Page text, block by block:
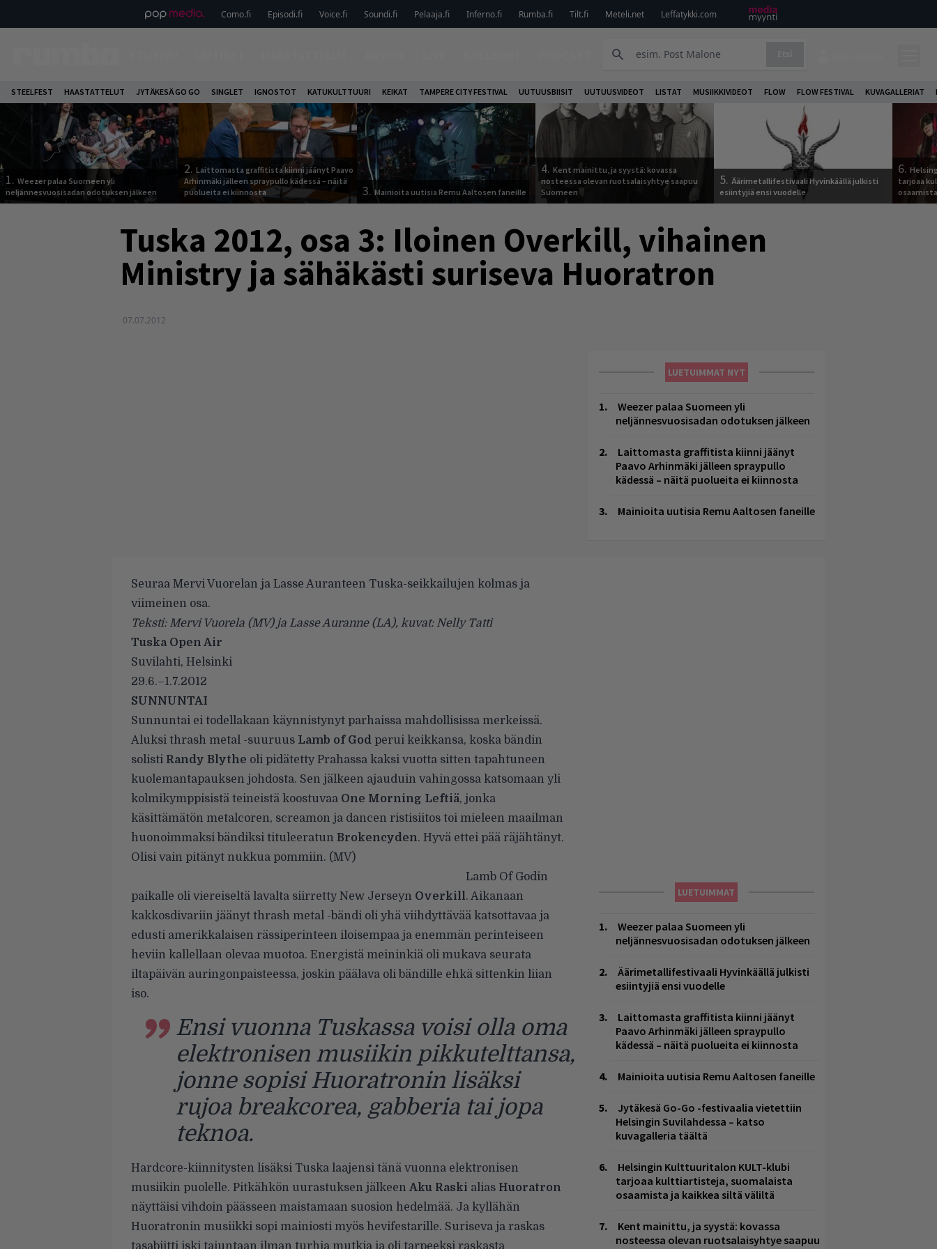
Como.fi Episodi.fi Voice.fi Soundi.fi Pelaaja.fi Inferno.fi Rumba.fi Tilt.fi Meteli.net Leffatykki.com
STEELFEST HAASTATTELUT JYTÄKESÄ GO GO SINGLET IGNOSTOT KATUKULTTUURI KEIKAT TAMPERE CITY FESTIVAL UUTUUSBIISIT UUTUUSVIDEOT LISTAT MUSIIKKIVIDEOT FLOW FLOW FESTIVAL KUVAGALLERIAT
1. Weezer palaa Suomeen yli
neljännesvuosisadan odotuksen jälkeen
2. Laittomasta graffitista kiinni jäänyt Paavo
Arhinmäki jälleen spraypullo kädessä – näitä
puolueita ei kiinnosta
3.Mainioita uutisia Remu Aaltosen faneille
4. Kent mainittu, ja syystä: kovassa
nosteessa olevan ruotsalaisyhtye saapuu
Suomeen
5. Äärimetallifestivaali Hyvinkäällä julkisti
esiintyjiä ensi vuodelle
6.
tarjoaa
Tuska 2012, osa 3: Iloinen Overkill, vihainen
Ministry ja sähäkästi suriseva Huoratron
07.07.2012
LUETUIMMAT NYT
Weezer palaa Suomeen yli
neljännesvuosisadan odotuksen jälkeen
Laittomasta graffitista kiinni jäänyt
Paavo Arhinmäki jälleen spraypullo
kädessä – näitä puolueita ei kiinnosta
Mainioita uutisia Remu Aaltosen faneille
Seuraa Mervi Vuorelan ja Lasse Auranteen Tuska-seikkailujen kolmas ja
viimeinen osa.
Teksti: Mervi Vuorela (MV) ja Lasse Auranne (LA), kuvat: Nelly Tatti
Tuska Open Air
Suvilahti, Helsinki
29.6.–1.7.2012
SUNNUNTAI
Sunnuntai ei todellakaan käynnistynyt parhaissa mahdollisissa merkeissä.
Aluksi thrash metal -suuruus Lamb of God perui keikkansa, koska bändin
solisti Randy Blythe oli pidätetty Prahassa kaksi vuotta sitten tapahtuneen
kuolemantapauksen johdosta. Sen jälkeen ajauduin vahingossa katsomaan yli
kolmikymppisistä teineistä koostuvaa One Morning Leftiä, jonka
käsittämätön metalcoren, screamon ja dancen ristisiitos toi mieleen maailman
huonoimmaksi bändiksi tituleeratun Brokencyden. Hyvä ettei pää räjähtänyt.
Olisi vain pitänyt nukkua pommiin. (MV)
Lamb Of Godin
paikalle oli viereiseltä lavalta siirretty New Jerseyn Overkill. Aikanaan
kakkosdivariin jäänyt thrash metal -bändi oli yhä viihdyttävää katsottavaa ja
edusti amerikkalaisen rässiperinteen iloisempaa ja enemmän perinteiseen
heviin kallellaan olevaa muotoa. Energistä meininkiä oli mukava seurata
iltapäivän auringonpaisteessa, joskin päälava oli bändille ehkä sittenkin liian
iso.
Ensi vuonna Tuskassa voisi olla oma
elektronisen musiikin pikkutelttansa,
jonne sopisi Huoratronin lisäksi
rujoa breakcorea, gabberia tai jopa
teknoa.
Hardcore-kiinnitysten lisäksi Tuska laajensi tänä vuonna elektronisen
musiikin puolelle. Pitkähkön uurastuksen jälkeen Aku Raski alias Huoratron
näyttäisi vihdoin päässeen maistamaan suosion hedelmää. Ja kyllähän
Huoratronin musiikki sopi mainiosti myös hevifestarille. Suriseva ja raskas
tasabiitti iski tajuntaan ilman turhia mutkia ja oli tarpeeksi raskasta
LUETUIMMAT
Weezer palaa Suomeen yli
neljännesvuosisadan odotuksen jälkeen
Äärimetallifestivaali Hyvinkäällä julkisti
esiintyjiä ensi vuodelle
Laittomasta graffitista kiinni jäänyt
Paavo Arhinmäki jälleen spraypullo
kädessä – näitä puolueita ei kiinnosta
Mainioita uutisia Remu Aaltosen faneille
Jytäkesä Go-Go -festivaalia vietettiin
Helsingin Suvilahdessa – katso
kuvagalleria täältä
Helsingin Kulttuuritalon KULT-klubi
tarjoaa kulttiartisteja, suomalaista
osaamista ja kaikkea siltä väliltä
Kent mainittu, ja syystä: kovassa
nosteessa olevan ruotsalaisyhtye saapuu